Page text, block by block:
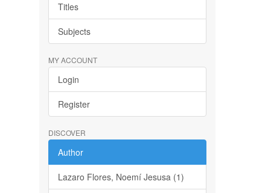
Titles
Subjects
MY ACCOUNT
Login
Register
DISCOVER
Author
Lazaro Flores, Noemí Jesusa (1)